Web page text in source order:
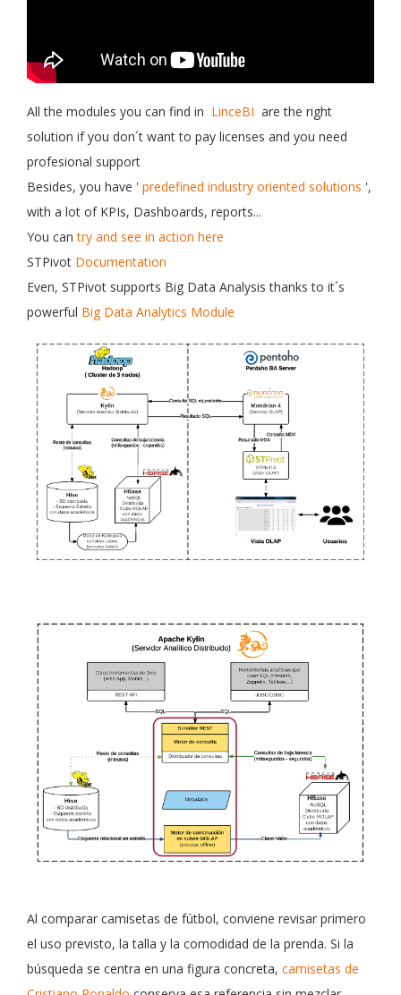
All the modules you can find in LinceBI are the right
solution if you don´t want to pay licenses and you need
profesional support
Besides, you have ' predefined industry oriented solutions ',
with a lot of KPIs, Dashboards, reports...
You cantry and see in action here
STPivot Documentation
Even, STPivot supports Big Data Analysis thanks to it´s
powerful Big Data Analytics Module
Al comparar camisetas de fútbol, conviene revisar primero
el uso previsto, la talla y la comodidad de la prenda. Si la
búsqueda se centra en una figura concreta, camisetas de